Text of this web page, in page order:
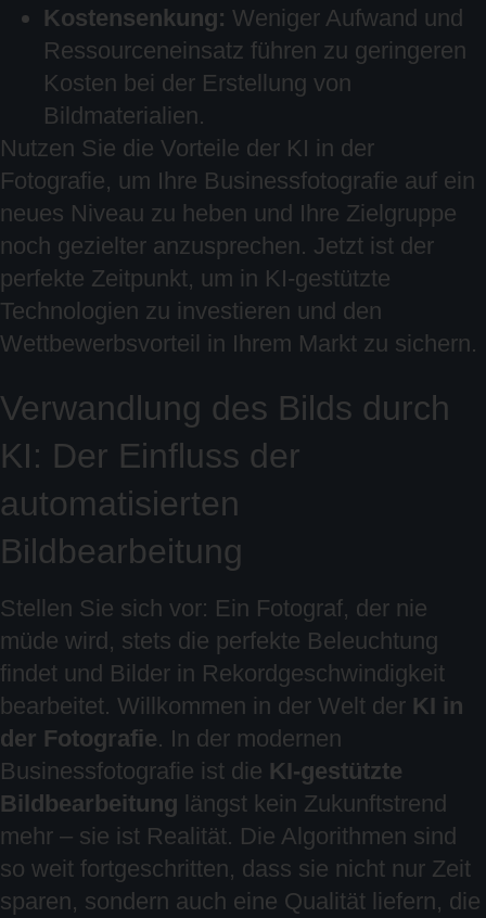
Kostensenkung: Weniger Aufwand und
Ressourceneinsatz führen zu geringeren
Kosten bei der Erstellung von
Bildmaterialien.
Nutzen Sie die Vorteile der KI in der
Fotografie, um Ihre Businessfotografie auf ein
neues Niveau zu heben und Ihre Zielgruppe
noch gezielter anzusprechen. Jetzt ist der
perfekte Zeitpunkt, um in KI-gestützte
Technologien zu investieren und den
Wettbewerbsvorteil in Ihrem Markt zu sichern.
Verwandlung des Bilds durch
KI: Der Einfluss der
automatisierten
Bildbearbeitung
Stellen Sie sich vor: Ein Fotograf, der nie
müde wird, stets die perfekte Beleuchtung
findet und Bilder in Rekordgeschwindigkeit
bearbeitet. Willkommen in der Welt der KI in
der Fotografie. In der modernen
Businessfotografie ist die KI-gestützte
Bildbearbeitung längst kein Zukunftstrend
mehr – sie ist Realität. Die Algorithmen sind
so weit fortgeschritten, dass sie nicht nur Zeit
sparen, sondern auch eine Qualität liefern, die